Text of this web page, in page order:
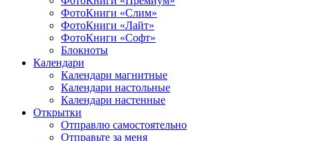
ФотоКниги «Слим»
ФотоКниги «Лайт»
ФотоКниги «Софт»
Блокноты
Календари
Календари магнитные
Календари настольные
Календари настенные
Открытки
Отправлю самостоятельно
Отправьте за меня